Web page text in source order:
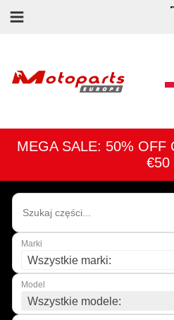
MEGA SALE: 50% OFF
€50
Marki
Wszystkie marki:
Model
Wszystkie modele: